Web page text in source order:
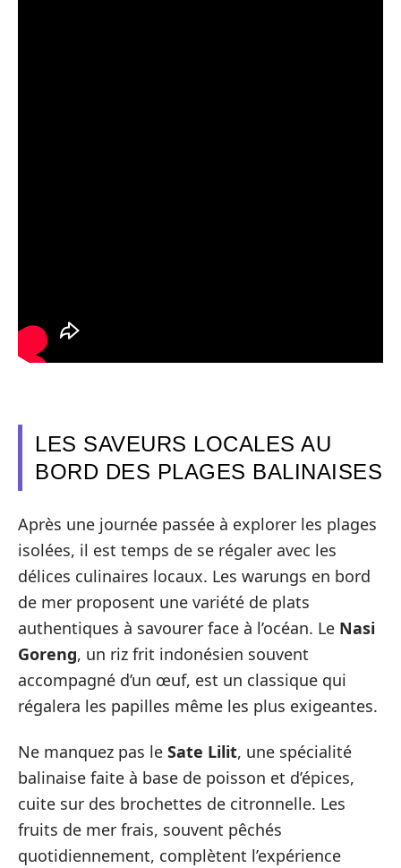
LES SAVEURS LOCALES AU
BORD DES PLAGES BALINAISES
Après une journée passée à explorer les plages
isolées, il est temps de se régaler avec les
délices culinaires locaux. Les warungs en bord
de mer proposent une variété de plats
authentiques à savourer face à l’océan. Le Nasi
Goreng, un riz frit indonésien souvent
accompagné d’un œuf, est un classique qui
régalera les papilles même les plus exigeantes.
Ne manquez pas le Sate Lilit, une spécialité
balinaise faite à base de poisson et d’épices,
cuite sur des brochettes de citronnelle. Les
fruits de mer frais, souvent pêchés
quotidiennement, complètent l’expérience